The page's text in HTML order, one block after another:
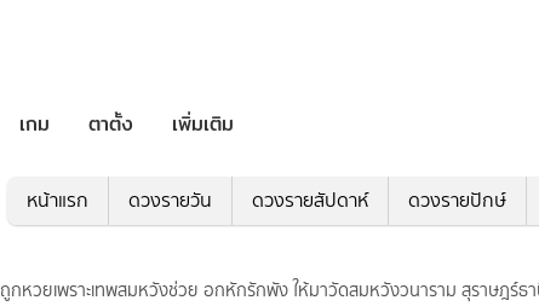
เกม ตาตั้ง เพิ่มเติม
หน้าแรก ดวงรายวัน ดวงรายสัปดาห์ ดวงรายปักษ์
ถูกหวยเพราะเทพสมหวังช่วย อกหักรักพัง ให้มาวัดสมหวังวนาราม สุราษฎร์ธ